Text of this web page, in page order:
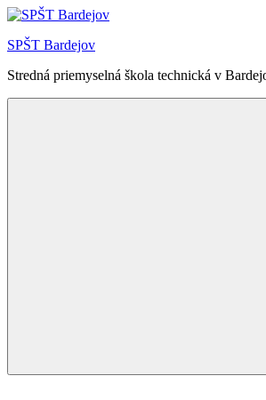
Skip
content
SPŠT Bardejov
Stredná priemyselná škola technická v